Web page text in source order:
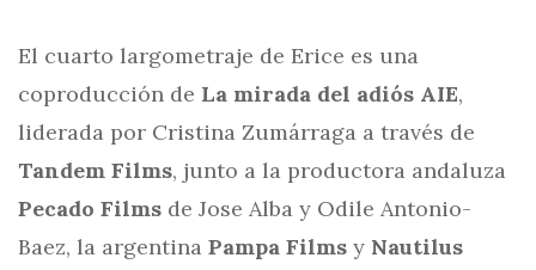
El cuarto largometraje de Erice es una
coproducción de La mirada del adiós AIE,
liderada por Cristina Zumárraga a través de
Tandem Films, junto a la productora andaluza
Pecado Films de Jose Alba y Odile Antonio-
Baez, la argentina Pampa Films y Nautilus